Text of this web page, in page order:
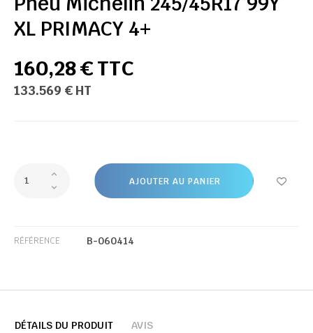
XL PRIMACY 4+
160,28 € TTC
133.569 € HT
AJOUTER AU PANIER
RÉFÉRENCE B-060414
DÉTAILS DU PRODUIT AVIS